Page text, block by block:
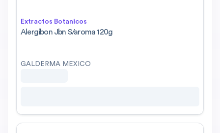
Extractos Botanicos
Alergibon Jbn S/aroma 120g
GALDERMA MEXICO